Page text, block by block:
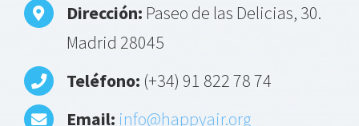
Dirección: Paseo de las Delicias, 30.
Madrid 28045
Teléfono: (+34) 91 822 78 74
Email: info@happyair.org